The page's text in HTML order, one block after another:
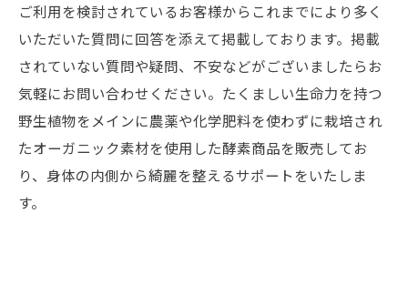
ご利用を検討されているお客様からこれまでにより多く
いただいた質問に回答を添えて掲載しております。掲載
されていない質問や疑問、不安などがございましたらお
気軽にお問い合わせください。たくましい生命力を持つ
野生植物をメインに農薬や化学肥料を使わずに栽培され
たオーガニック素材を使用した酵素商品を販売してお
り、身体の内側から綺麗を整えるサポートをいたしま
す。